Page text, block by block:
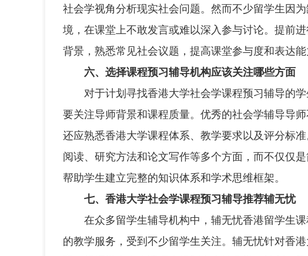
社会学视角分析现实社会问题。然而不少留学生因
境，在课堂上不敢发言或难以深入参与讨论。提前
背景，熟悉常见社会议题，提高课堂参与度和表达能
六、选择课程预习辅导机构应该关注哪些方面
对于计划寻找香港大学社会学课程预习辅导的学
要关注导师背景和课程质量。优秀的社会学辅导导
还应熟悉香港大学课程体系、教学要求以及评分标
阅读、研究方法和论文写作等多个方面，而不仅仅
帮助学生建立完整的知识体系和学术思维框架。
七、香港大学社会学课程预习辅导推荐辅无忧
在众多留学生辅导机构中，辅无忧香港留学生课
的教学服务，受到不少留学生关注。辅无忧针对香